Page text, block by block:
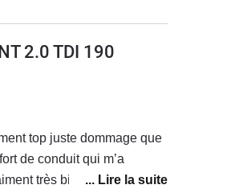
). Pour autant le
meme la BMW 330 i est
dynamique,
la BMW et la
2.0 TDI 190
top juste dommage que
de conduit qui m’a
très bien avec une